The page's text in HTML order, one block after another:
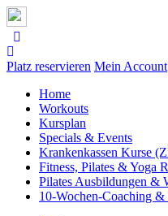
Platz reservieren Mein Account
Home
Workouts
Kursplan
Specials & Events
Krankenkassen Kurse
Fitness, Pilates & Yoga
Pilates Ausbildungen &
10-Wochen-Coaching &